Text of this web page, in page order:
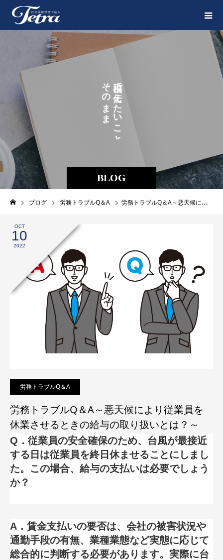
BLOG
で
え
た
い
こ
と
そ
の
ま
ま
に
ブログ 労務トラブルQ＆A 労務トラブルQ＆A～悪天候により従業員を休業させるときの給与の取り扱いとは？～
OCT
10
2022
労務トラブルQ＆A
労務トラブルQ＆A～悪天候により従業員を
休業させるときの給与の取り扱いとは？～
Q．従業員の安全確保のため、台風が最接近
する日は従業員を終日休ませることにしまし
た。この場合、給与の支払いは必要でしょう
か？
A．賃金支払いの要否は、会社の被害状況や
通勤手段の有無、業種業態など実態に応じて
総合的に判断する必要があります。実際に台